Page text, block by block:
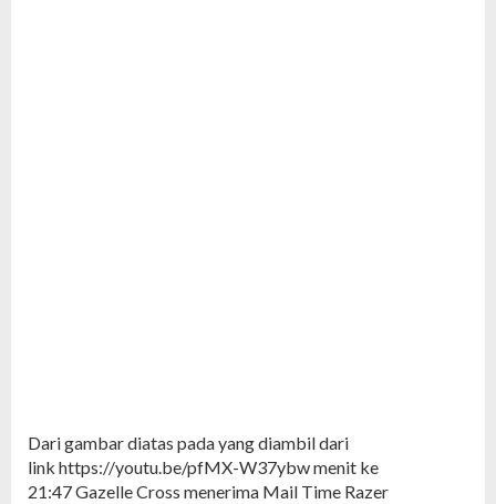
Dari gambar diatas pada yang diambil dari
link https://youtu.be/pfMX-W37ybw menit ke
21:47 Gazelle Cross menerima Mail Time Razer